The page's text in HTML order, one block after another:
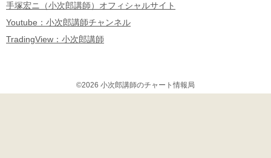
手塚宏ニ（小次郎講師）オフィシャルサイト
Youtube：小次郎講師チャンネル
TradingView：小次郎講師
©2026 小次郎講師のチャート情報局